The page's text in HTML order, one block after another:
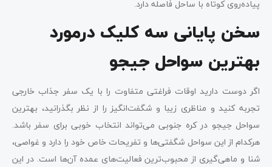
پیاده‌روی کوتاه با ساحل فاصله دارد.
سخن پایانی سه کلیک درمورد
بهترین سواحل جیجو
اگر دوست دارید اوقات فراغتی متفاوت را با یک سفر جذاب خارجی
تجربه کنید و مناظری زیبا و شگفت‌انگیز را از نظر بگذرانید، بهترین
سواحل جیجو در کره جنوبی می‌تواند انتخاب خوبی برای سفر باشد.
هرکدام از این سواحل شگفتی‌ها و تفریحات خاص خود را دارد و غواصی،
شنا و ماهی‌گیری از محبوب‌ترین فعالیت‌های عمده آن‌ها است. در این